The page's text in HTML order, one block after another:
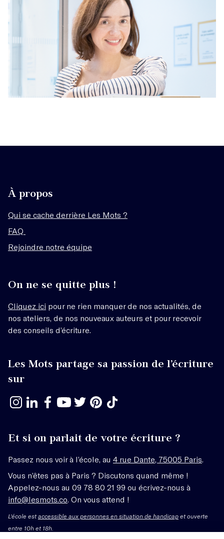
À propos
Qui se cache derrière Les Mots ?
FAQ
Rejoindre notre équipe
On ne se quitte plus !
Cliquez ici pour ne rien manquer de nos actualités, de
nos ateliers, de nos nouveaux auteurs et pour recevoir
des conseils d’écriture.
Les Mots partage sa passion de l’écriture
sur
Et si on parlait de votre écriture ?
Passez nous voir à l’école, au 4 rue Dante, 75005 Paris
Vous n’êtes pas à Paris ? Discutons quand même !
Appelez-nous au 09 78 80 21 99 ou écrivez-nous à
info@lesmots.co . On vous attend !
L'école estaccessible aux personnes en situation de handicap et ouverte
entre 10h et 18h.